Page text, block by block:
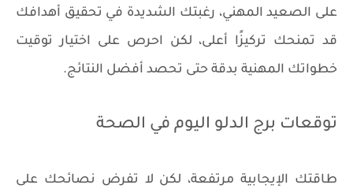
على الصعيد المهني، رغبتك الشديدة في تحقيق أهدافك
قد تمنحك تركيزًا أعلى، لكن احرص على اختيار توقيت
خطواتك المهنية بدقة حتى تحصد أفضل النتائج.
توقعات برج الدلو اليوم في الصحة
طاقتك الإيجابية مرتفعة، لكن لا تفرض نصائحك على